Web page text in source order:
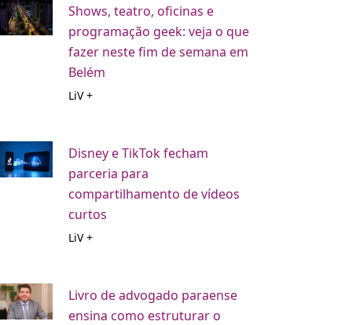
Shows, teatro, oficinas e
programação geek: veja o que
fazer neste fim de semana em
Belém
LiV +
Disney e TikTok fecham
parceria para
compartilhamento de vídeos
curtos
LiV +
Livro de advogado paraense
ensina como estruturar o